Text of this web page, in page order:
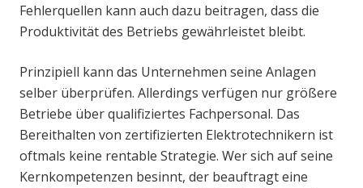
Fehlerquellen kann auch dazu beitragen, dass die
Produktivität des Betriebs gewährleistet bleibt.
Prinzipiell kann das Unternehmen seine Anlagen
selber überprüfen. Allerdings verfügen nur größere
Betriebe über qualifiziertes Fachpersonal. Das
Bereithalten von zertifizierten Elektrotechnikern ist
oftmals keine rentable Strategie. Wer sich auf seine
Kernkompetenzen besinnt, der beauftragt eine